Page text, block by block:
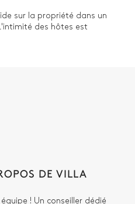
sur la propriété dans un
des hôtes est
DE VILLA
! Un conseiller dédié